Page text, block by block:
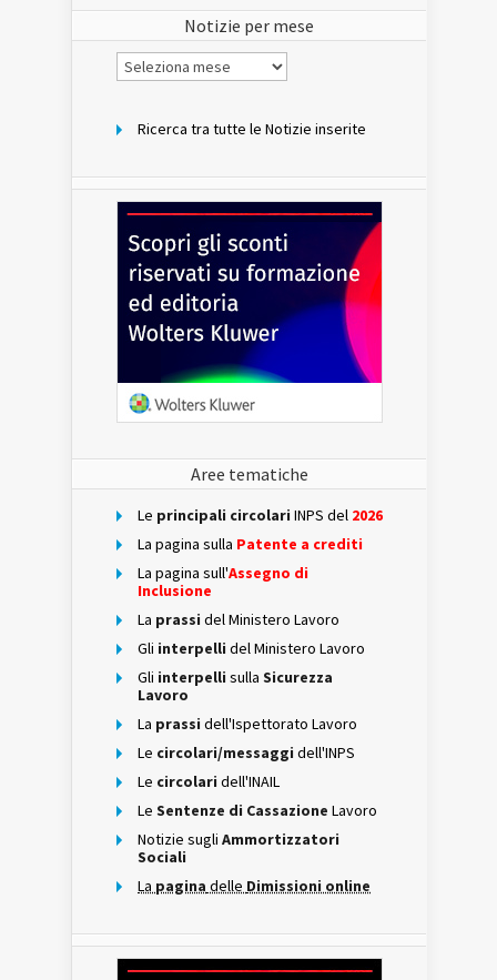
Notizie per mese
Notizie
per
Ricerca tra tutte le Notizie inserite
Aree tematiche
Le principali circolari INPS del 2026
La pagina sulla Patente a crediti
La pagina sull'Assegno di
Inclusione
La prassi del Ministero Lavoro
Gli interpelli del Ministero Lavoro
Gli interpelli sulla Sicurezza
Lavoro
La prassi dell'Ispettorato Lavoro
Le circolari/messaggi dell'INPS
Le circolari dell'INAIL
Le Sentenze di Cassazione Lavoro
Notizie sugli Ammortizzatori
Sociali
La pagina delle Dimissioni online